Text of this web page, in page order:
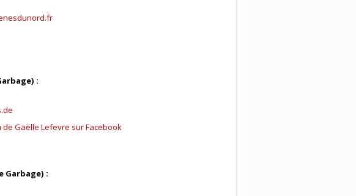
:
de Gaëlle Lefevre sur Facebook
Garbage) :